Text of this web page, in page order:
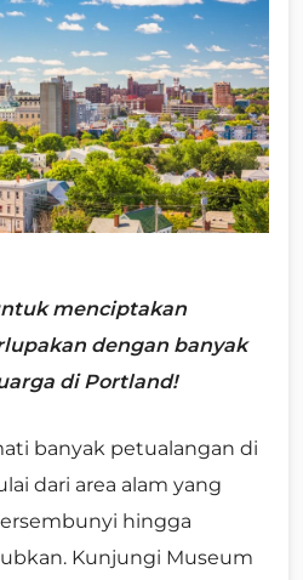
menciptakan
dengan banyak
di Portland!
banyak petualangan di
dari area alam yang
hingga
Kunjungi Museum